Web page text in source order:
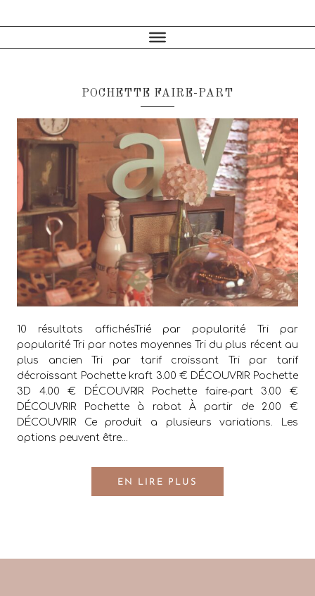
POCHETTE FAIRE-PART
10 résultats affichésTrié par popularité Tri par
popularité Tri par notes moyennes Tri du plus récent au
plus ancien Tri par tarif croissant Tri par tarif
décroissant Pochette kraft 3.00 € DÉCOUVRIR Pochette
3D 4.00 € DÉCOUVRIR Pochette faire-part 3.00 €
DÉCOUVRIR Pochette à rabat À partir de 2.00 €
DÉCOUVRIR Ce produit a plusieurs variations. Les
options peuvent être...
EN LIRE PLUS